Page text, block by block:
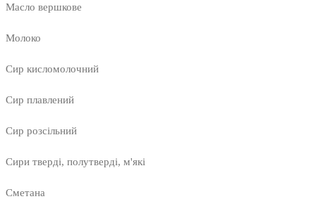
Масло вершкове
Молоко
Сир кисломолочний
Сир плавлений
Сир розсільний
Сири тверді, полутверді, м'які
Сметана